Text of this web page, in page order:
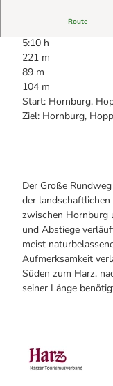
Noch lange nicht
Die Eisflüsterer:
Wanderführer
Webcams
Kulinarik
Einkaufen
Webcams
Route
5:10 h
221 m
89 m
104 m
Start: Hornburg,
Ziel: Hornburg,
Der Große
der landschaftlichen
zwischen Hornburg
und Abstiege
meist
Aufmerksamkeit
Süden zum Harz,
seiner Länge